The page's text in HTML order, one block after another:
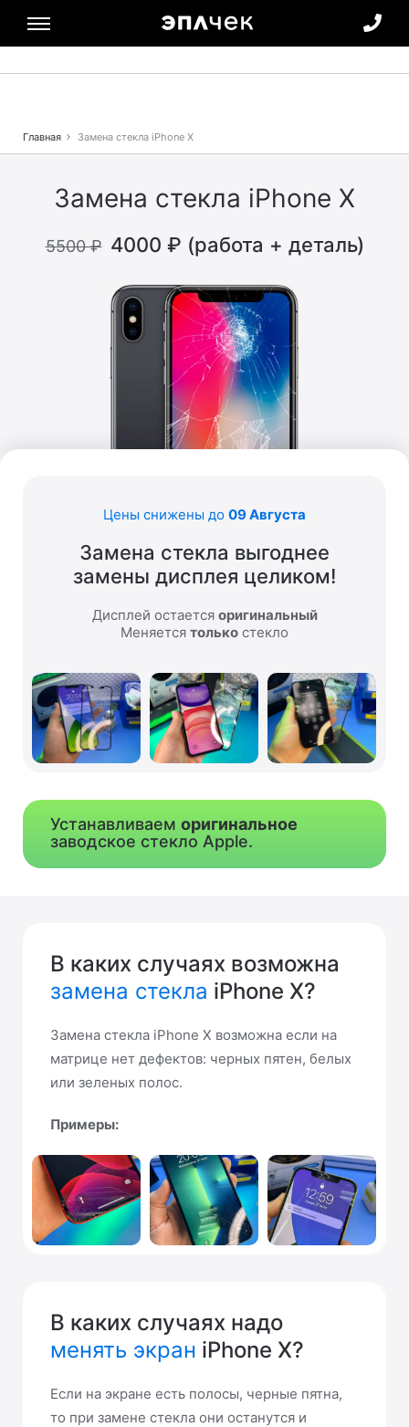
Главная Замена стекла iPhone X
Замена стекла iPhone X
5500 ₽ 4000 ₽ (работа + деталь)
Цены снижены до 09 Августа
Замена стекла выгоднее
замены дисплея целиком!
Дисплей остается оригинальный
Меняется только стекло
Устанавливаем оригинальное
заводское стекло Apple.
В каких случаях возможна
замена стекла iPhone X?
Замена стекла iPhone X возможна если на
матрице нет дефектов: черных пятен, белых
или зеленых полос.
Примеры:
В каких случаях надо
менять экран iPhone X?
Если на экране есть полосы, черные пятна,
то при замене стекла они останутся и